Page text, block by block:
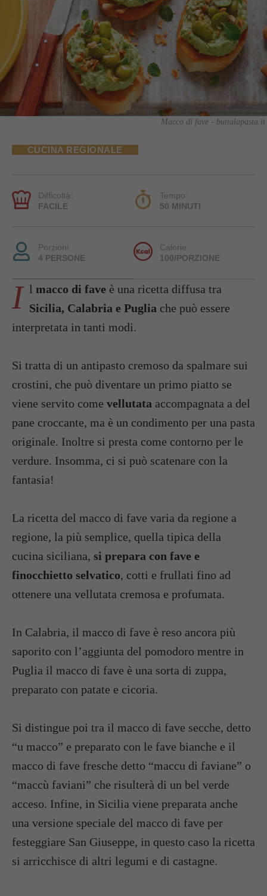
Macco di fave - buttalapasta.it
CUCINA REGIONALE
Difficoltà:
FACILE
Tempo:
50 MINUTI
Porzioni:
4 PERSONE
Calorie:
100/PORZIONE
I l macco di fave è una ricetta diffusa tra
Sicilia, Calabria e Puglia che può essere
interpretata in tanti modi.
Si tratta di un antipasto cremoso da spalmare sui
crostini, che può diventare un primo piatto se
viene servito come vellutata accompagnata a del
pane croccante, ma è un condimento per una pasta
originale. Inoltre si presta come contorno per le
verdure. Insomma, ci si può scatenare con la
fantasia!
La ricetta del macco di fave varia da regione a
regione, la più semplice, quella tipica della
cucina siciliana, si prepara con fave e
finocchietto selvatico, cotti e frullati fino ad
ottenere una vellutata cremosa e profumata.
In Calabria, il macco di fave è reso ancora più
saporito con l’aggiunta del pomodoro mentre in
Puglia il macco di fave è una sorta di zuppa,
preparato con patate e cicoria.
Si distingue poi tra il macco di fave secche, detto
“u macco” e preparato con le fave bianche e il
macco di fave fresche detto “maccu di faviane” o
“maccù faviani” che risulterà di un bel verde
acceso. Infine, in Sicilia viene preparata anche
una versione speciale del macco di fave per
festeggiare San Giuseppe, in questo caso la ricetta
si arricchisce di altri legumi e di castagne.